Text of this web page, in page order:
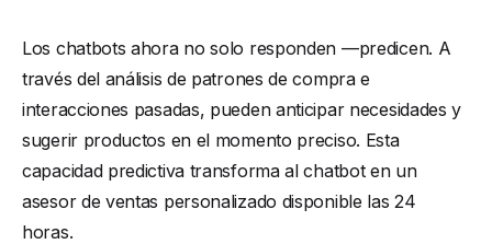
Los chatbots ahora no solo responden —predicen. A
través del análisis de patrones de compra e
interacciones pasadas, pueden anticipar necesidades y
sugerir productos en el momento preciso. Esta
capacidad predictiva transforma al chatbot en un
asesor de ventas personalizado disponible las 24
horas.